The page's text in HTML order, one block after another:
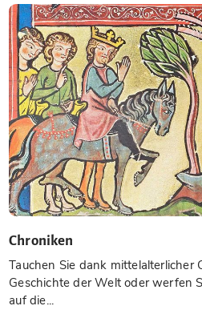
Chroniken
Tauchen Sie dank mittelalterlicher
Geschichte der Welt oder werfen
auf die...